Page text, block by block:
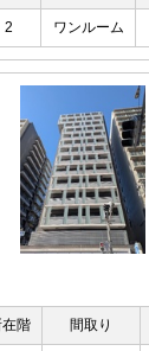
2 ワンルーム
在階 間取り